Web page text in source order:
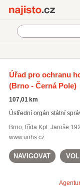
Najisto.cz
Úřad pro ochranu
Úřad pro ochranu
(Brno - Černá Pole)
107,01 km
Ústřední orgán státní
Brno, třída Kpt. Jaroše
www.uohs.cz
NAVIGOVAT